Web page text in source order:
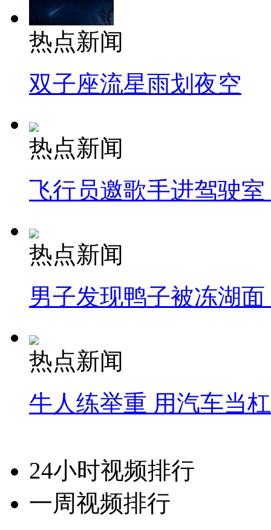
热点新闻
双子座流星雨划夜空
热点新闻
飞行员邀歌手进驾驶
热点新闻
男子发现鸭子被冻湖
热点新闻
牛人练举重 用汽车当
24小时视频排行
一周视频排行